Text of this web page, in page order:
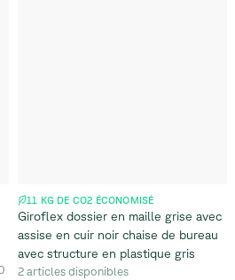
11 KG DE CO2 ÉCONOMISÉ
Giroflex dossier en maille grise avec
assise en cuir noir chaise de bureau
avec structure en plastique gris
2 articles disponibles